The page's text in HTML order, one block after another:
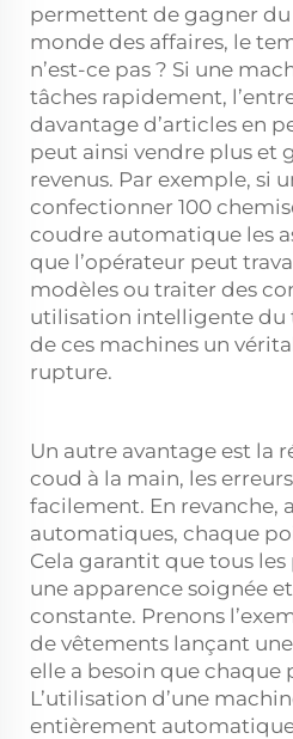
permettent de gagner du
monde des affaires, le
n’est-ce pas ? Si une
tâches rapidement,
davantage d’articles en
peut ainsi vendre plus et
revenus. Par exemple, si
confectionner 100
coudre automatique les
que l’opérateur peut
modèles ou traiter des
utilisation intelligente du
de ces machines un
rupture.
Un autre avantage est la
coud à la main, les
facilement. En revanche,
automatiques, chaque
Cela garantit que tous
une apparence soignée
constante. Prenons
de vêtements lançant
elle a besoin que chaque
L’utilisation d’une
entièrement